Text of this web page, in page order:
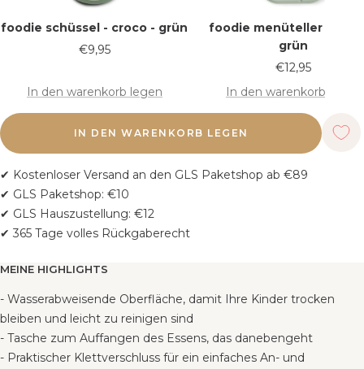
foodie schüssel - croco - grün
Verkaufspreis
€9,95
In den warenkorb legen
foodie menüteller -
grün
Verkaufspreis
€12,95
In den warenkorb legen
IN DEN WARENKORB LEGEN
✔ Kostenloser Versand an den GLS Paketshop ab €89
✔ GLS Paketshop: €10
✔ GLS Hauszustellung: €12
✔ 365 Tage volles Rückgaberecht
MEINE HIGHLIGHTS
- Wasserabweisende Oberfläche, damit Ihre Kinder trocken
bleiben und leicht zu reinigen sind
- Tasche zum Auffangen des Essens, das danebengeht
- Praktischer Klettverschluss für ein einfaches An- und